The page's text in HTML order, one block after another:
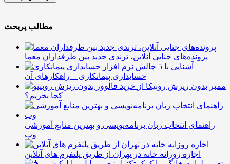
مطالب پربحث
پرونده‌های جنایی آنلاین، ترندی جدید بین طرفداران معما
آشنایی با 5 چالش
حسابداری پیمانکاری + راهکارهای آن
ممبر بدون ریزش روبیکا از
کجا بخریم؟
راهنمای انتخاب زبان برنامه‌نویسی و بهترین منابع آموزشی
وب
اجاره روزانه خانه در تهران از طریق پلتفرم های آنلاین